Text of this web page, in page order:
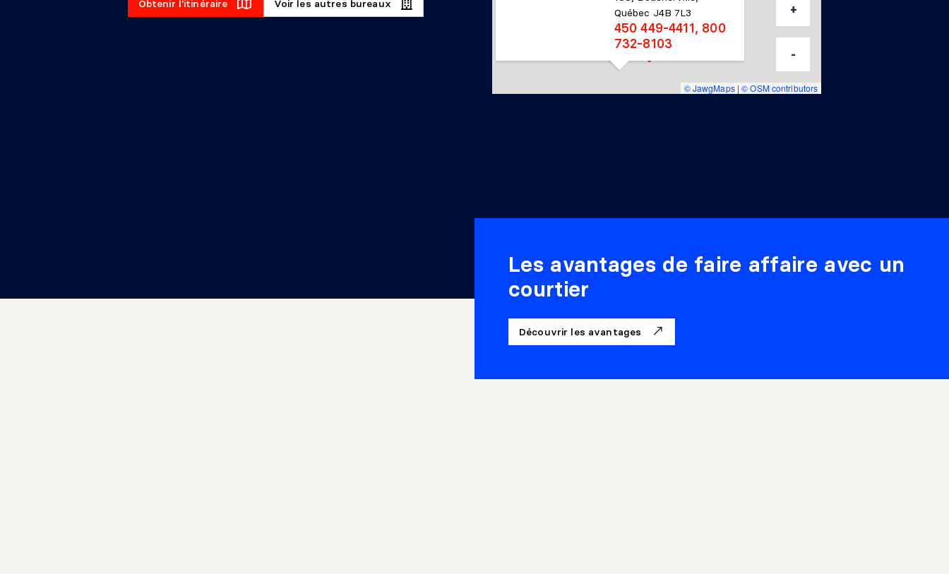
Obtenir l'itinéraire Voir les autres bureaux
Québec J4B 7L3
450 449-4411, 800
732-8103
+
-
© JawgMaps|© OSM contributors
Les avantages de faire affaire avec un
courtier
Découvrir les avantages